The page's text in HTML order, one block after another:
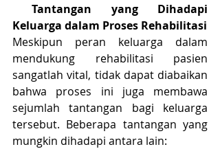
Tantangan yang Dihadapi
Keluarga dalam Proses Rehabilitasi
Meskipun peran keluarga dalam
mendukung rehabilitasi pasien
sangatlah vital, tidak dapat diabaikan
bahwa proses ini juga membawa
sejumlah tantangan bagi keluarga
tersebut. Beberapa tantangan yang
mungkin dihadapi antara lain: